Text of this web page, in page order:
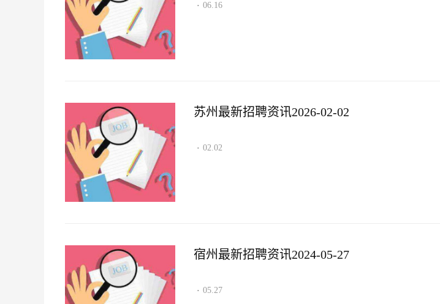
· 06.16
苏州最新招聘资讯2026-02-02
· 02.02
宿州最新招聘资讯2024-05-27
· 05.27